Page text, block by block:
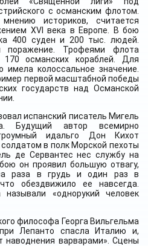
с османским флотом.
историков, считается
XVI века в Европе. В бою
400 суден и 200 тыс. людей.
поражение. Трофеями флота
османских кораблей. Для
колоссальное значение.
первой масштабной победы
государств над Османской
испанский писатель Мигель
Будущий автор всемирно
идальго Дон Кихот
в полк Морской пехоты
де Сервантес нес службу на
он проявил большую отвагу,
раза в грудь и один раз в
обездвижило ее навсегда.
называли «однорукий человек
философа Георга Вильгельма
Лепанто спасла Италию и,
варварами». Сцены